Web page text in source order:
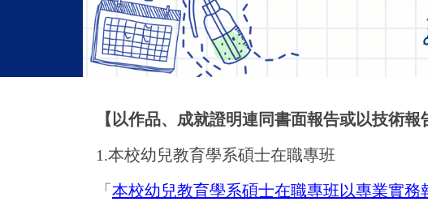
【以作品、成就證明連同書面報告或以技術
1.本校幼兒教育學系碩士在職專班
「 本校幼兒教育學系碩士在職專班以專業實